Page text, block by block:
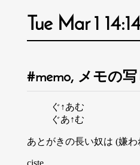
Tue Mar 1
memo, メモの写
ぐ↑あむ
ぐあ↑む
あとがきの長い奴は (嫌わ
ciste